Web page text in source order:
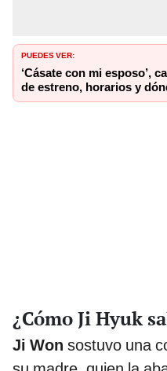
PUEDES VER:
‘Cásate con mi esposo’,
de estreno, horarios y
¿Cómo Ji Hyuk
Ji Won sostuvo una